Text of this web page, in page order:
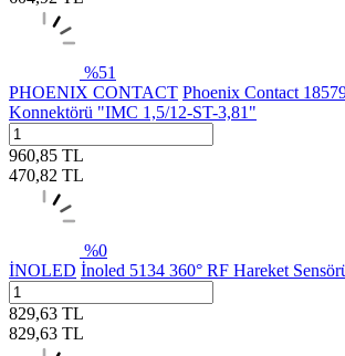
%51
PHOENIX CONTACT Phoenix Contact
Konnektörü "IMC 1,5/12-ST-3,81"
960,85 TL
470,82 TL
%0
İNOLED İnoled 5134 360° RF Hareket
829,63 TL
829,63 TL